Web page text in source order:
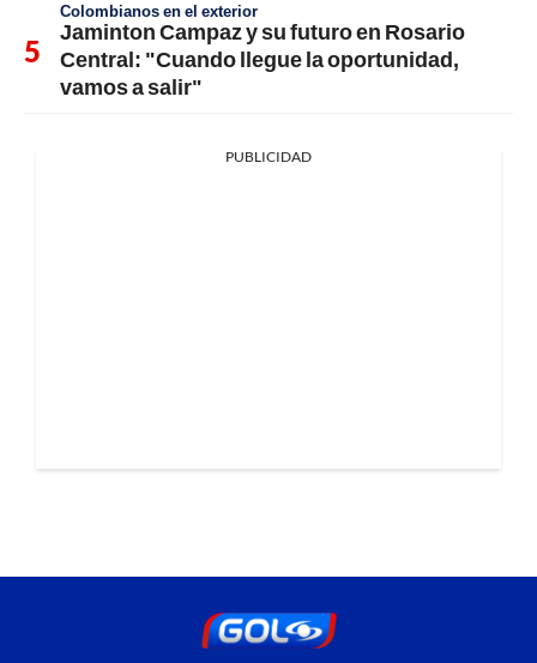
Colombianos en el exterior
Jaminton Campaz y su futuro en Rosario
Central: "Cuando llegue la oportunidad,
vamos a salir"
PUBLICIDAD